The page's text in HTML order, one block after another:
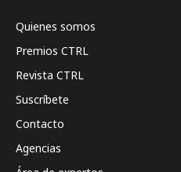
Quienes somos
Premios CTRL
Revista CTRL
Suscríbete
Contacto
Agencias